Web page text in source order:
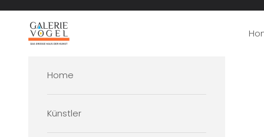
Galerie Vogel
Home
Künstler